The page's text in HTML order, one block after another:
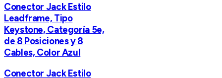
Conector Jack Estilo
Leadframe, Tipo
Keystone, Categoría 5e,
de 8 Posiciones y 8
Cables, Color Azul
Conector Jack Estilo